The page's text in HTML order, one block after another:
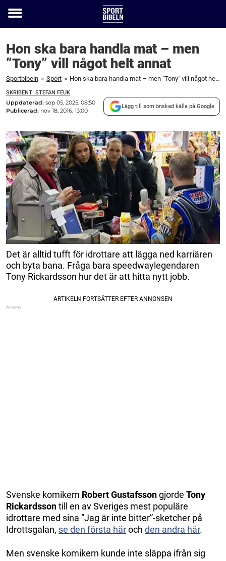
Toggle
Hon ska bara handla mat – men
”Tony” vill något helt annat
Sportbibeln » Sport » Hon ska bara handla mat – men "Tony" vill något helt annat
SKRIBENT: STEFAN FEUK
Uppdaterad: sep 05, 2025, 08:50
Publicerad: nov 18, 2016, 13:00
Lägg till som önskad källa på Google
Det är alltid tufft för idrottare att lägga ned karriären
och byta bana. Fråga bara speedwaylegendaren
Tony Rickardsson hur det är att hitta nytt jobb.
Svenske komikern Robert Gustafssongjorde Tony
Rickardssontill en av Sveriges mest populäre
idrottare med sina ”Jag är inte bitter”-sketcher på
Idrottsgalan, se den första häroch den andra här.
Men svenske komikern kunde inte släppa ifrån sig